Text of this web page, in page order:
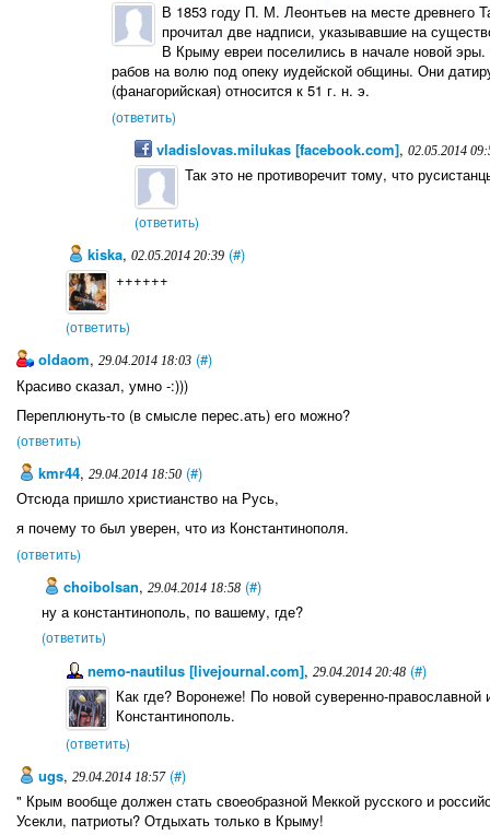
В 1853 году П. М. Леонтьев на месте древнего
прочитал две надписи, указывавшие на
В Крыму евреи поселились в начале новой
рабов на волю под опеку иудейской общины. Они
(фанагорийская) относится к 51 г. н. э.
(ответить)
vladislovas.milukas [facebook.com], 02.05.2014
Так это не противоречит тому, что
(ответить)
kiska,02.05.2014 20:39 (#)
++++++
(ответить)
oldaom, 29.04.2014 18:03 (#)
Красиво сказал, умно -:)))
Переплюнуть-то (в смысле перес.ать) его можно?
(ответить)
kmr44, 29.04.2014 18:50 (#)
Отсюда пришло христианство на Русь,
я почему то был уверен, что из Константинополя.
(ответить)
choibolsan, 29.04.2014 18:58 (#)
ну а константинополь, по вашему, где?
(ответить)
nemo-nautilus [livejournal.com],29.04.2014 20:48 (#)
Как где? Воронеже! По новой суверенно-
Константинополь.
(ответить)
ugs, 29.04.2014 18:57 (#)
" Крым вообще должен стать своеобразной Меккой русского и
Усекли, патриоты? Отдыхать только в Крыму!